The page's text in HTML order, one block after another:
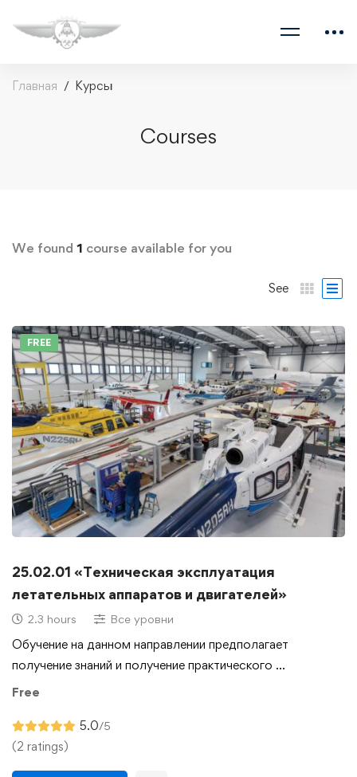
Главная Курсы
Courses
We found 1 course available for you
See
FREE
25.02.01 «Техническая эксплуатация
летательных аппаратов и двигателей»
2.3 hours Все уровни
Обучение на данном направлении предполагает
получение знаний и получение практического …
Free
5.0/5
(2 ratings)